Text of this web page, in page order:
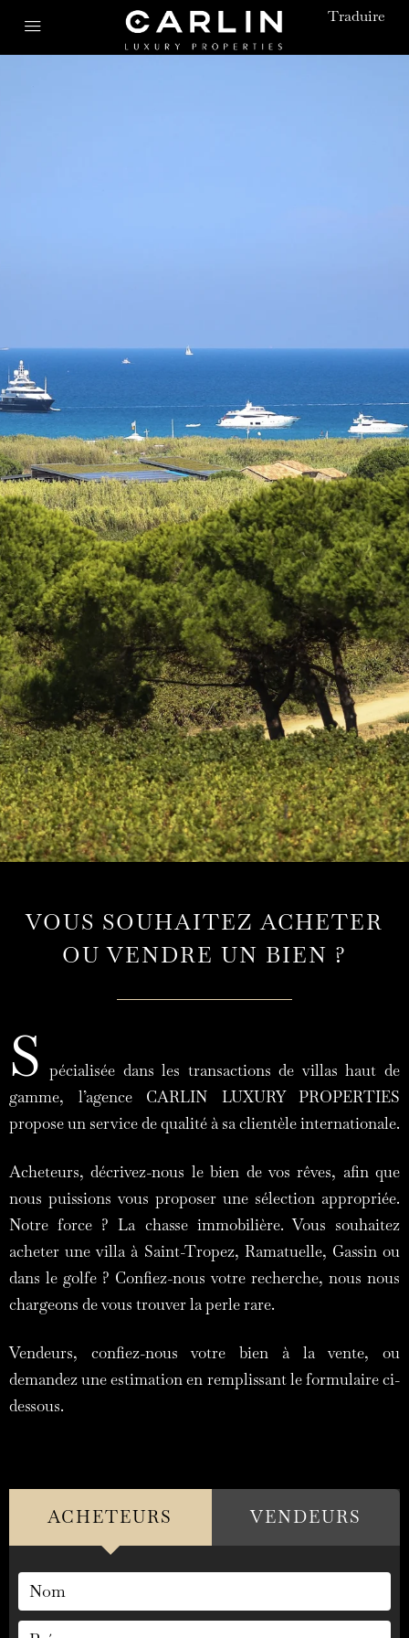
VOUS SOUHAITEZ ACHETER
OU VENDRE UN BIEN ?
S pécialisée dans les transactions de villas haut de
gamme, l’agence CARLIN LUXURY PROPERTIES
propose un service de qualité à sa clientèle internationale.
Acheteurs, décrivez-nous le bien de vos rêves, afin que
nous puissions vous proposer une sélection appropriée.
Notre force ? La chasse immobilière. Vous souhaitez
acheter une villa à Saint-Tropez, Ramatuelle, Gassin ou
dans le golfe ? Confiez-nous votre recherche, nous nous
chargeons de vous trouver la perle rare.
Vendeurs, confiez-nous votre bien à la vente, ou
demandez une estimation en remplissant le formulaire ci-
dessous.
ACHETEURS​ VENDEURS
Traduire